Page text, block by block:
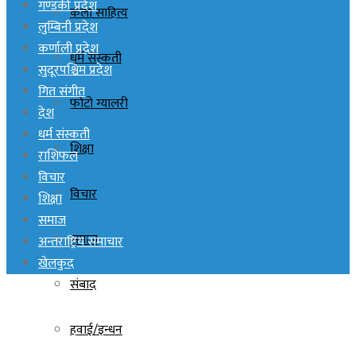
कला साहित्य
धर्म संस्कती
फोटो ग्यालरी
शिक्षा
विचार
समाज
संबाद
हवाई/इन्धन
गण्डकी प्रदेश
लुम्बिनी प्रदेश
कर्णाली प्रदेश
सुदूरपश्चिम प्रदेश
गित संगीत
देश
धर्म संस्कती
राशिफल
विचार
शिक्षा
समाज
अन्तराष्ट्रिय समाचार
खेलकुद